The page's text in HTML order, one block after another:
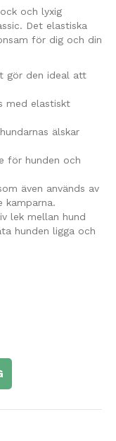
och lyxig
Det elastiska
för dig och din
gör den ideal att
med elastiskt
älskar
för hunden och
även används av
kamparna.
lek mellan hund
hunden ligga och